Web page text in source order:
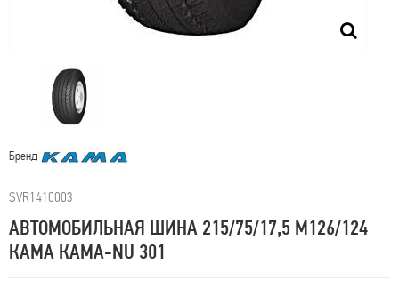
Бренд
SVR1410003
АВТОМОБИЛЬНАЯ ШИНА 215/75/17,5 M126/124
КАМА КАМА-NU 301